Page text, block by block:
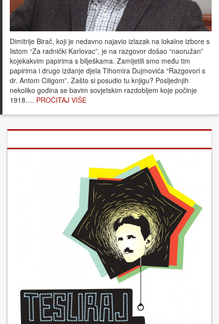
Dimitrije Birač, koji je nedavno najavio izlazak na lokalne izbore s
listom “Za radnički Karlovac”, je na razgovor došao “naoružan”
kojekakvim papirima s bilješkama. Zamijetili smo među tim
papirima i drugo izdanje djela Tihomira Dujmovića “Razgovori s
dr. Antom Ciligom”. Zašto si posudio tu knjigu? Posljednjih
nekoliko godina se bavim sovjetskim razdobljem koje počinje
1918…. PROČITAJ VIŠE